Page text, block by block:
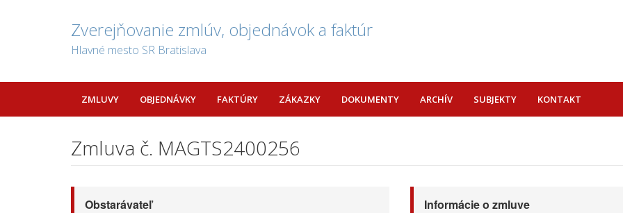
Zverejňovanie zmlúv, objednávok a faktúr
Hlavné mesto SR Bratislava
ZMLUVY OBJEDNÁVKY FAKTÚRY ZÁKAZKY DOKUMENTY ARCHÍV SUBJEKTY KONTAKT
Zmluva č. MAGTS2400256
Obstarávateľ Informácie o zmluve